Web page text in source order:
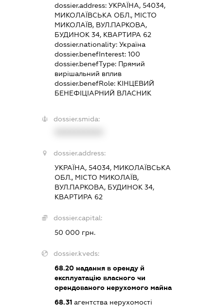
dossier.address: УКРАЇНА, 54034,
МИКОЛАЇВСЬКА ОБЛ., МІСТО
МИКОЛАЇВ, ВУЛ.ПАРКОВА,
БУДИНОК 34, КВАРТИРА 62
dossier.nationality: Україна
dossier.benefInterest: 100
dossier.benefType: Прямий
вирішальний вплив
dossier.benefRole: КІНЦЕВИЙ
БЕНЕФІЦІАРНИЙ ВЛАСНИК
dossier.smida:
dossier.address:
УКРАЇНА, 54034, МИКОЛАЇВСЬКА
ОБЛ., МІСТО МИКОЛАЇВ,
ВУЛ.ПАРКОВА, БУДИНОК 34,
КВАРТИРА 62
dossier.capital:
50 000 грн.
dossier.kveds:
68.20надання в оренду й
експлуатацію власного чи
орендованого нерухомого майна
68.31агентства нерухомості